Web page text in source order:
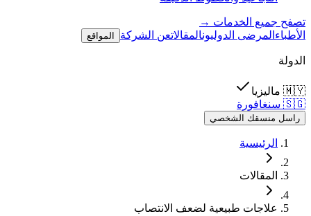
تصفح جميع الخدمات →
الأطباء المرضى الدوليونالمقالاتعن الشركة المواقع
الدولة
🇲🇾 ماليزيا
🇸🇬 سنغافورة
راسل منسقك الشخصي
الرئيسية
المقالات
علاجات طبيعية لضعف الانتصاب